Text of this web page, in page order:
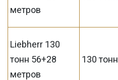
метров
Liebherr 130
тонн 56+28
метров
130 тонн